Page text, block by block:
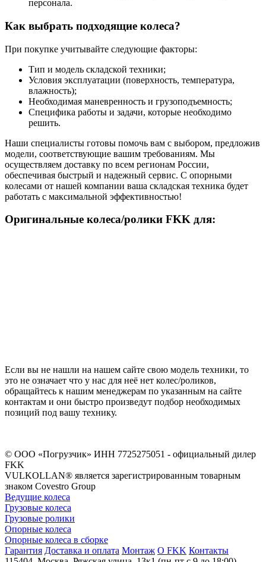
персонала.
Как выбрать подходящие колеса?
При покупке учитывайте следующие факторы:
Тип и модель складской техники;
Условия эксплуатации (поверхность, температура,
влажность);
Необходимая маневренность и грузоподъемность;
Специфика работы и задачи, которые необходимо
решить.
Наши специалисты готовы помочь вам с выбором, предложив
модели, соответствующие вашим требованиям. Мы
осуществляем доставку по всем регионам России,
обеспечивая быстрый и надежный сервис. С опорными
колесами от нашей компании ваша складская техника будет
работать с максимальной эффективностью!
Оригинальные колеса/ролики FKK для:
Если вы не нашли на нашем сайте свою модель техники, то
это не означает что у нас для неё нет колес/роликов,
обращайтесь к нашим менеджерам по указанным на сайте
контактам и они быстро произведут подбор необходимых
позиций под вашу технику.
© ООО «Погрузчик» ИНН 7725275051 - официальный дилер
FKK
VULKOLLAN® является зарегистрированным товарным
знаком Covestro Group
Ведущие колеса
Грузовые колеса
Грузовые ролики
Опорные колеса
Опорные колеса в сборке
Гарантия Доставка и оплата Монтаж О FKK Контакты